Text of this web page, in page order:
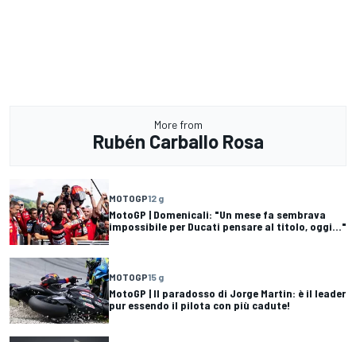
More from
Rubén Carballo Rosa
MOTOGP12 g
MotoGP | Domenicali: "Un mese fa sembrava
impossibile per Ducati pensare al titolo, oggi..."
MOTOGP15 g
MotoGP | Il paradosso di Jorge Martin: è il leader
pur essendo il pilota con più cadute!